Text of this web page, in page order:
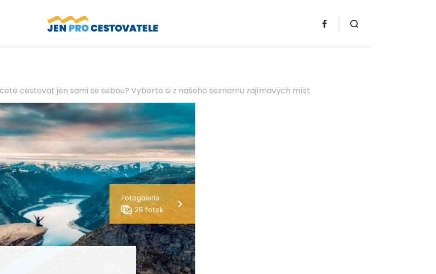
cestovat jen sami se sebou? Vyberte si z našeho seznamu zajímavých míst
Fotogalerie
26 fotek